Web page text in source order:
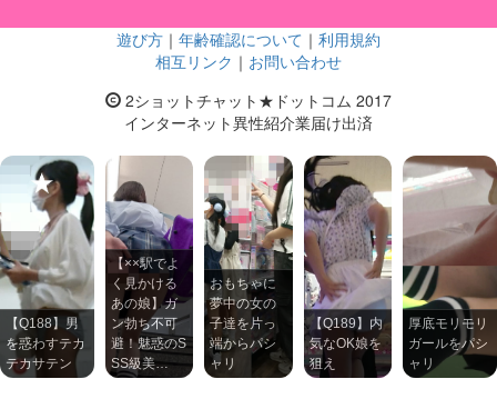
遊び方 ｜ 年齢確認について ｜ 利用規約
相互リンク ｜ お問い合わせ
2ショットチャット★ドットコム 2017
インターネット異性紹介業届け出済
【Q188】男
を惑わすテカ
テカサテン
【××駅でよ
く見かける
あの娘】ガ
ン勃ち不可
避！魅惑のS
SS級美…
おもちゃに
夢中の女の
子達を片っ
端からパシ
ャリ
【Q189】内
気なOK娘を
狙え
厚底モリモリ
ガールをパシ
ャリ